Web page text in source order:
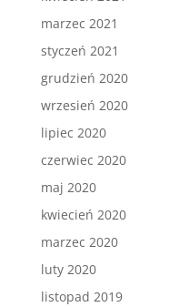
marzec 2021
styczeń 2021
grudzień 2020
wrzesień 2020
lipiec 2020
czerwiec 2020
maj 2020
kwiecień 2020
marzec 2020
luty 2020
listopad 2019